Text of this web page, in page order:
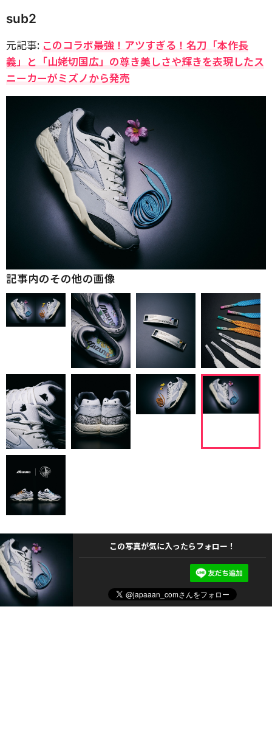
sub2
元記事: このコラボ最強！アツすぎる！名刀「本作長
義」と「山姥切国広」の尊き美しさや輝きを表現したス
ニーカーがミズノから発売
記事内のその他の画像
この写真が気に入ったらフォロー！